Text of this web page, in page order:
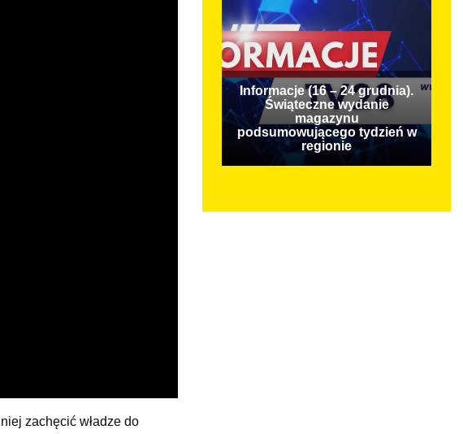
zachęcić władze do
Informacje (16 – 24 grudnia).
Świąteczne wydanie
magazynu
podsumowującego tydzień w
regionie